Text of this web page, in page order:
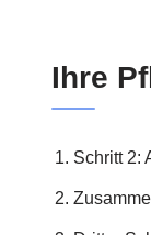
Ihre
Schritt 2: